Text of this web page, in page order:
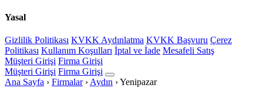
Yasal
Gizlilik Politikası KVKK Aydınlatma KVKK Başvuru Çerez
Politikası Kullanım Koşulları İptal ve İade Mesafeli Satış
Müşteri Girişi Firma Girişi
Müşteri Girişi Firma Girişi
Ana Sayfa › Firmalar › Aydın ›Yenipazar